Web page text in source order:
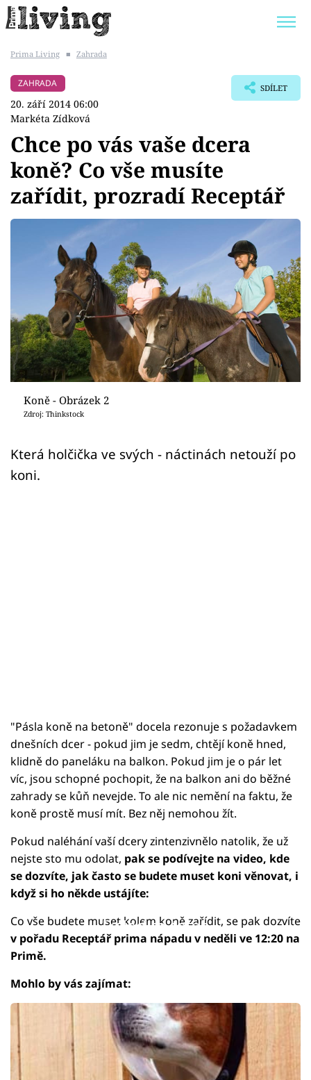
BYDLENÍ SLAVNÝCH
Témata
Bydlení
Zahrada
Design
Sledujte prima+
Přihlášení
Sledujte nás
Prima Living ■ Zahrada
ZAHRADA
20. září 2014 06:00
Markéta Zídková
SDÍLET
Chce po vás vaše dcera
koně? Co vše musíte
zařídit, prozradí Receptář
Koně - Obrázek 2
Zdroj: Thinkstock
Která holčička ve svých - náctinách netouží po
koni.
"Pásla koně na betoně" docela rezonuje s požadavkem
dnešních dcer - pokud jim je sedm, chtějí koně hned,
klidně do paneláku na balkon. Pokud jim je o pár let
víc, jsou schopné pochopit, že na balkon ani do běžné
zahrady se kůň nevejde. To ale nic nemění na faktu, že
koně prostě musí mít. Bez něj nemohou žít.
Pokud naléhání vaší dcery zintenzivnělo natolik, že už
nejste sto mu odolat, pak se podívejte na video, kde
se dozvíte, jak často se budete muset koni věnovat, i
když si ho někde ustájíte:
Failed to fetch
Co vše budete muset kolem koně zařídit, se pak dozvíte
v pořadu Receptář prima nápadu v neděli ve 12:20 na
Primě.
Mohlo by vás zajímat: